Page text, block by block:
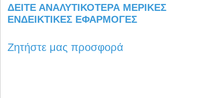
ΔΕΊΤΕ ΑΝΑΛΥΤΙΚΌΤΕΡΑ ΜΕΡΙΚΈΣ
ΕΝΔΕΙΚΤΙΚΈΣ ΕΦΑΡΜΟΓΈΣ
Ζητήστε μας προσφορά